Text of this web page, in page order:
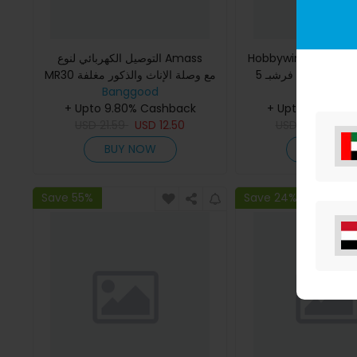
التوصيل الكهربائي لنوع Amass
MR30 مع وصلة الإناث والذكور مغلفة
Banggood
+ Upto 9.80% Cashback
USD12.50
BUY NOW
Hobbywing
متحكم سرعة بدون فرشبـ 5V/2A
+ Upto 9.80%
BUY
Save 55% Save 24%